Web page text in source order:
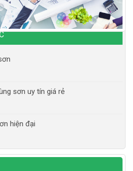
sơn uy tín giá rẻ
hiện đại